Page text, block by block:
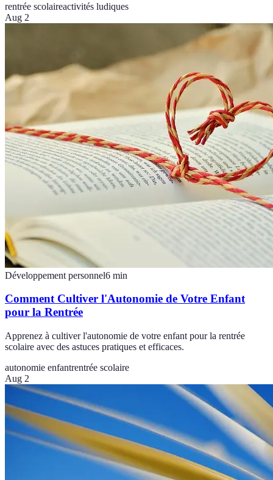
rentrée scolaireactivités ludiques
Aug 2
Développement personnel6 min
Comment Cultiver l'Autonomie de Votre Enfant
pour la Rentrée
Apprenez à cultiver l'autonomie de votre enfant pour la rentrée
scolaire avec des astuces pratiques et efficaces.
autonomie enfantrentrée scolaire
Aug 2